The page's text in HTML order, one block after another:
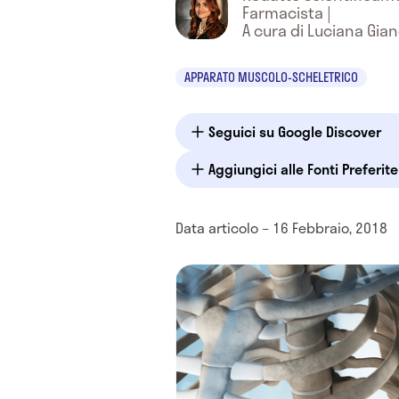
Farmacista |
A cura di Luciana
APPARATO MUSCOLO-SCHELETRICO
Seguici su Google Discover
Aggiungici alle Fonti
Data articolo – 16 Febbraio, 2018